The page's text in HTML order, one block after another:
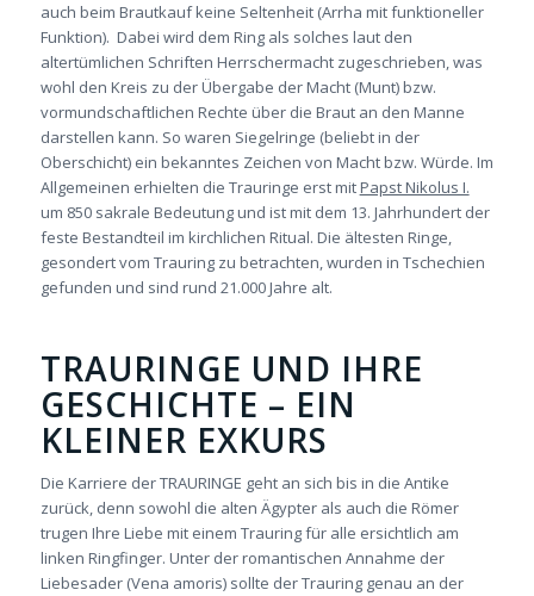
auch beim Brautkauf keine Seltenheit (Arrha mit funktioneller
Funktion). Dabei wird dem Ring als solches laut den
altertümlichen Schriften Herrschermacht zugeschrieben, was
wohl den Kreis zu der Übergabe der Macht (Munt) bzw.
vormundschaftlichen Rechte über die Braut an den Manne
darstellen kann. So waren Siegelringe (beliebt in der
Oberschicht) ein bekanntes Zeichen von Macht bzw. Würde. Im
Allgemeinen erhielten die Trauringe erst mitPapst Nikolus I.
um 850 sakrale Bedeutung und ist mit dem 13. Jahrhundert der
feste Bestandteil im kirchlichen Ritual. Die ältesten Ringe,
gesondert vom Trauring zu betrachten, wurden in Tschechien
gefunden und sind rund 21.000 Jahre alt.
TRAURINGE UND IHRE
GESCHICHTE – EIN
KLEINER EXKURS
Die Karriere der TRAURINGE geht an sich bis in die Antike
zurück, denn sowohl die alten Ägypter als auch die Römer
trugen Ihre Liebe mit einem Trauring für alle ersichtlich am
linken Ringfinger. Unter der romantischen Annahme der
Liebesader (Vena amoris) sollte der Trauring genau an der